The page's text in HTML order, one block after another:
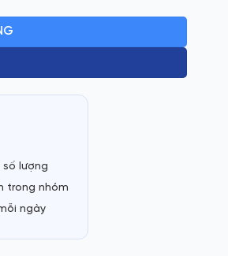
lượng
trong nhóm
ngày